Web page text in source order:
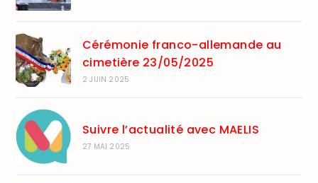
Cérémonie franco-allemande au
cimetière 23/05/2025
2 JUIN 2025
Suivre l’actualité avec MAELIS
27 MAI 2025